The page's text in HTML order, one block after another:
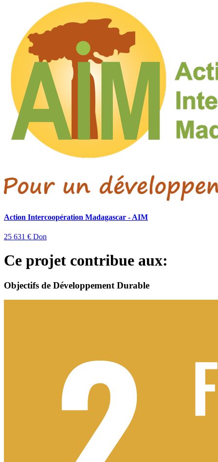
Action Intercoopération Madagascar - AIM
25 631 € Don
Ce projet contribue aux:
Objectifs de Développement Durable